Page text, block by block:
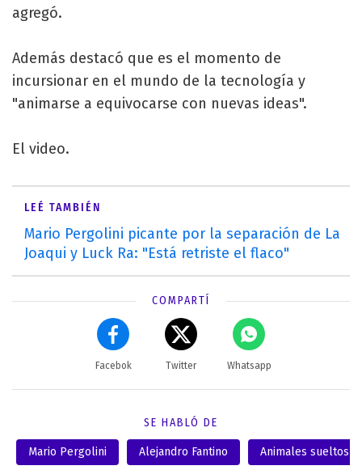
agregó.
Además destacó que es el momento de
incursionar en el mundo de la tecnología y
"animarse a equivocarse con nuevas ideas".
El video.
LEÉ TAMBIÉN
Mario Pergolini picante por la separación de La
Joaqui y Luck Ra: "Está retriste el flaco"
COMPARTÍ
Facebok Twitter Whatsapp
SE HABLÓ DE
Mario Pergolini Alejandro Fantino Animales sueltos